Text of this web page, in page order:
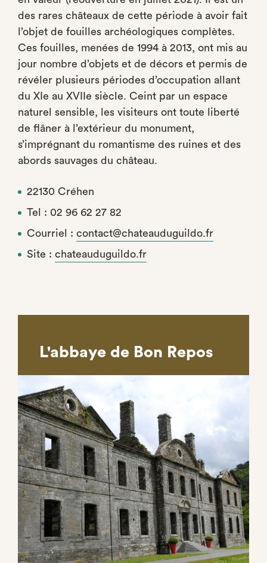
des rares châteaux de cette période à avoir fait
l’objet de fouilles archéologiques complètes.
Ces fouilles, menées de 1994 à 2013, ont mis au
jour nombre d’objets et de décors et permis de
révéler plusieurs périodes d’occupation allant
du XIe au XVIIe siècle. Ceint par un espace
naturel sensible, les visiteurs ont toute liberté
de flâner à l’extérieur du monument,
s’imprégnant du romantisme des ruines et des
abords sauvages du château.
22130 Créhen
Tel : 02 96 62 27 82
Courriel : contact@chateauduguildo.fr
Site : chateauduguildo.fr
L'abbaye de Bon Repos